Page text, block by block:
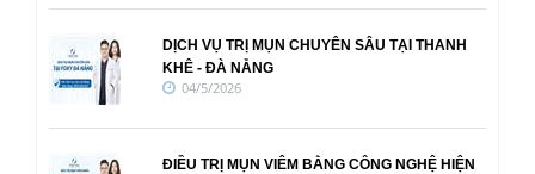
DỊCH VỤ TRỊ MỤN CHUYÊN SÂU TẠI THANH
KHÊ - ĐÀ NẴNG
04/5/2026
ĐIỀU TRỊ MỤN VIÊM BẰNG CÔNG NGHỆ HIỆN